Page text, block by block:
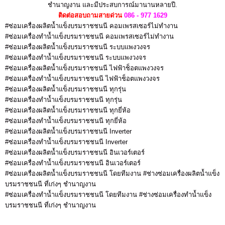
ชำนาญงาน และมีประสบการณ์มานานหลายปี.
ติดต่อสอบถามสายด่วน 086 - 977 1629
#ซ่อมเครื่องผลิตน้ำแข็งบรมราชชนนี คอมเพรสเซอร์ไม่ทำงาน
#ซ่อมเครื่องทำน้ำแข็งบรมราชชนนี คอมเพรสเซอร์ไม่ทำงาน
#ซ่อมเครื่องผลิตน้ำแข็งบรมราชชนนี ระบบแพงวงจร
#ซ่อมเครื่องทำน้ำแข็งบรมราชชนนี ระบบแพงวงจร
#ซ่อมเครื่องผลิตน้ำแข็งบรมราชชนนี ไฟฟ้าช็อตแพงวงจร
#ซ่อมเครื่องทำน้ำแข็งบรมราชชนนี ไฟฟ้าช็อตแพงวงจร
#ซ่อมเครื่องผลิตน้ำแข็งบรมราชชนนี ทุกรุ่น
#ซ่อมเครื่องทำน้ำแข็งบรมราชชนนี ทุกรุ่น
#ซ่อมเครื่องผลิตน้ำแข็งบรมราชชนนี ทุกยี่ห้อ
#ซ่อมเครื่องทำน้ำแข็งบรมราชชนนี ทุกยี่ห้อ
#ซ่อมเครื่องผลิตน้ำแข็งบรมราชชนนี Inverter
#ซ่อมเครื่องทำน้ำแข็งบรมราชชนนี Inverter
#ซ่อมเครื่องผลิตน้ำแข็งบรมราชชนนี อินเวอร์เตอร์
#ซ่อมเครื่องทำน้ำแข็งบรมราชชนนี อินเวอร์เตอร์
#ซ่อมเครื่องผลิตน้ำแข็งบรมราชชนนี โดยทีมงาน #ช่างซ่อมเครื่องผลิตน้ำแข็ง
บรมราชชนนี ที่เก่งๆ ชำนาญงาน
#ซ่อมเครื่องทำน้ำแข็งบรมราชชนนี โดยทีมงาน #ช่างซ่อมเครื่องทำน้ำแข็ง
บรมราชชนนี ที่เก่งๆ ชำนาญงาน